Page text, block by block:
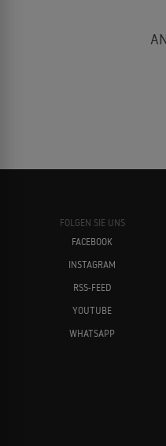
FOLGEN SIE UNS
FACEBOOK
INSTAGRAM
RSS-FEED
YOUTUBE
WHATSAPP